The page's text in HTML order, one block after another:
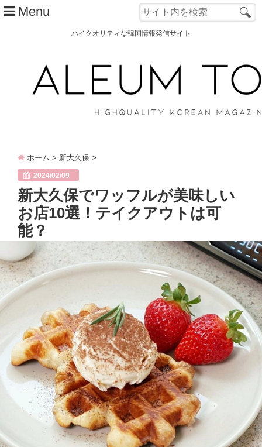
Menu
ALEUM TOWNとは？
韓国旅行
韓国 美容
オルチャン
KPOP【韓国芸能】
新大久保
お問い合わせ
Close
ハイクオリティな韓国情報発信サイト
ホーム > 新大久保 >
2024/02/09
新大久保でワッフルが美味しい
お店10選！テイクアウトは可
能？